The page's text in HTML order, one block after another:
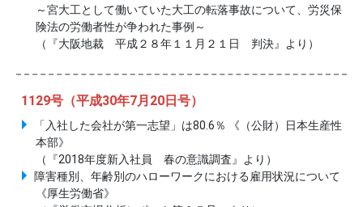
～宮大工として働いていた大工の転落事故について、労災保
険法の労働者性が争われた事例～
（『大阪地裁 平成２８年１１月２１日 判決』より）
1129号（平成30年7月20日号）
「入社した会社が第一志望」は80.6％ 《（公財）日本生産性
本部》
（『2018年度新入社員 春の意識調査』より）
障害種別、年齢別のハローワークにおける雇用状況について
《厚生労働省》